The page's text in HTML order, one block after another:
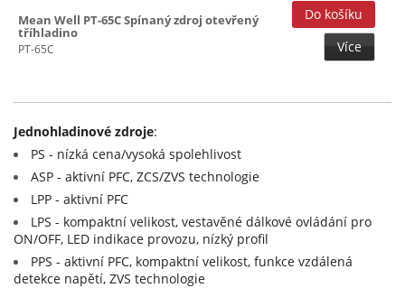
15V (17)
15+(-15)V (4)
24V (17)
27V (11)
48V (17)
Mean Well PT-65C Spínaný zdroj otevřený
tříhladino
PT-65C Více
Jednohladinové zdroje:
PS - nízká cena/vysoká spolehlivost
ASP - aktivní PFC, ZCS/ZVS technologie
LPP - aktivní PFC
LPS - kompaktní velikost, vestavěné dálkové ovládání pro
ON/OFF, LED indikace provozu, nízký profil
PPS - aktivní PFC, kompaktní velikost, funkce vzdálená
detekce napětí, ZVS technologie